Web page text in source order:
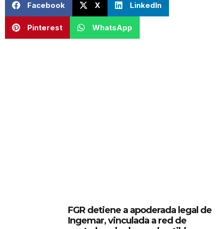
Facebook X LinkedIn
Pinterest WhatsApp
FGR detiene a apoderada legal de
Ingemar, vinculada a red de